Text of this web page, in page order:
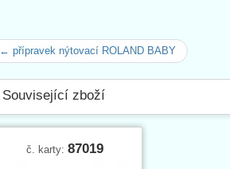
← přípravek nýtovací ROLAND BABY
Související zboží
č. karty: 87019